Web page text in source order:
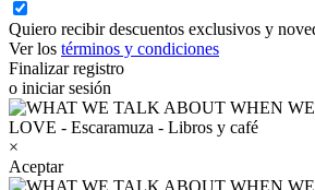
Quiero recibir descuentos exclusivos y
Ver los términos y condiciones
Finalizar registro
o iniciar sesión
×
Aceptar